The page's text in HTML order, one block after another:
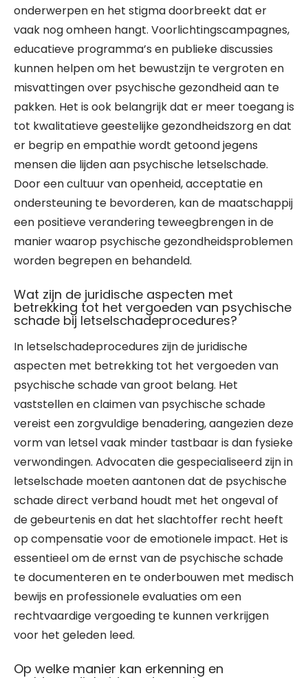
onderwerpen en het stigma doorbreekt dat er
vaak nog omheen hangt. Voorlichtingscampagnes,
educatieve programma’s en publieke discussies
kunnen helpen om het bewustzijn te vergroten en
misvattingen over psychische gezondheid aan te
pakken. Het is ook belangrijk dat er meer toegang is
tot kwalitatieve geestelijke gezondheidszorg en dat
er begrip en empathie wordt getoond jegens
mensen die lijden aan psychische letselschade.
Door een cultuur van openheid, acceptatie en
ondersteuning te bevorderen, kan de maatschappij
een positieve verandering teweegbrengen in de
manier waarop psychische gezondheidsproblemen
worden begrepen en behandeld.
Wat zijn de juridische aspecten met
betrekking tot het vergoeden van psychische
schade bij letselschadeprocedures?
In letselschadeprocedures zijn de juridische
aspecten met betrekking tot het vergoeden van
psychische schade van groot belang. Het
vaststellen en claimen van psychische schade
vereist een zorgvuldige benadering, aangezien deze
vorm van letsel vaak minder tastbaar is dan fysieke
verwondingen. Advocaten die gespecialiseerd zijn in
letselschade moeten aantonen dat de psychische
schade direct verband houdt met het ongeval of
de gebeurtenis en dat het slachtoffer recht heeft
op compensatie voor de emotionele impact. Het is
essentieel om de ernst van de psychische schade
te documenteren en te onderbouwen met medisch
bewijs en professionele evaluaties om een
rechtvaardige vergoeding te kunnen verkrijgen
voor het geleden leed.
Op welke manier kan erkenning en